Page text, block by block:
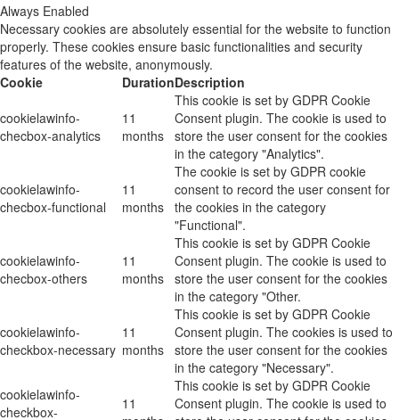
Always Enabled
Necessary cookies are absolutely essential for the website to function
properly. These cookies ensure basic functionalities and security
features of the website, anonymously.
Cookie
DurationDescription
cookielawinfo-
checbox-analytics
11
months
This cookie is set by GDPR Cookie
Consent plugin. The cookie is used to
store the user consent for the cookies
in the category "Analytics".
cookielawinfo-
checbox-functional
11
months
The cookie is set by GDPR cookie
consent to record the user consent for
the cookies in the category
"Functional".
cookielawinfo-
checbox-others
11
months
This cookie is set by GDPR Cookie
Consent plugin. The cookie is used to
store the user consent for the cookies
in the category "Other.
cookielawinfo-
checkbox-necessary
11
months
This cookie is set by GDPR Cookie
Consent plugin. The cookies is used to
store the user consent for the cookies
in the category "Necessary".
cookielawinfo-
checkbox-
11
This cookie is set by GDPR Cookie
Consent plugin. The cookie is used to